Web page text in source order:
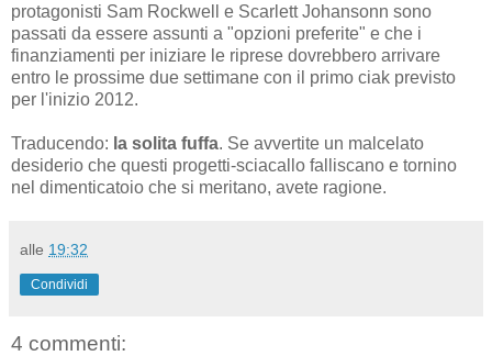
protagonisti Sam Rockwell e Scarlett Johansonn sono
passati da essere assunti a "opzioni preferite" e che i
finanziamenti per iniziare le riprese dovrebbero arrivare
entro le prossime due settimane con il primo ciak previsto
per l'inizio 2012.
Traducendo: la solita fuffa. Se avvertite un malcelato
desiderio che questi progetti-sciacallo falliscano e tornino
nel dimenticatoio che si meritano, avete ragione.
alle 19:32
Condividi
4 commenti: